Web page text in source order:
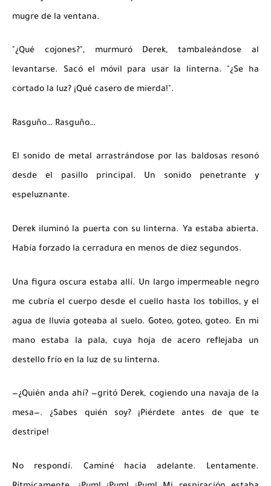
mugre de la ventana.
"¿Qué cojones?", murmuró Derek, tambaleándose al
levantarse. Sacó el móvil para usar la linterna. "¿Se ha
cortado la luz? ¡Qué casero de mierda!".
Rasguño… Rasguño…
El sonido de metal arrastrándose por las baldosas resonó
desde el pasillo principal. Un sonido penetrante y
espeluznante.
Derek iluminó la puerta con su linterna. Ya estaba abierta.
Había forzado la cerradura en menos de diez segundos.
Una figura oscura estaba allí. Un largo impermeable negro
me cubría el cuerpo desde el cuello hasta los tobillos, y el
agua de lluvia goteaba al suelo. Goteo, goteo, goteo. En mi
mano estaba la pala, cuya hoja de acero reflejaba un
destello frío en la luz de su linterna.
—¿Quién anda ahí? —gritó Derek, cogiendo una navaja de la
mesa—. ¿Sabes quién soy? ¡Piérdete antes de que te
destripe!
No respondí. Caminé hacia adelante. Lentamente.